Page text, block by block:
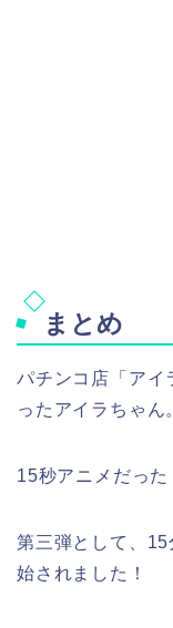
まとめ
パチンコ店「アイ
ったアイラちゃん
15秒アニメだった
第三弾として、
始されました！